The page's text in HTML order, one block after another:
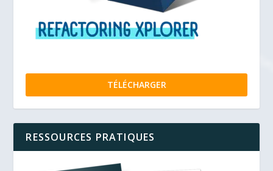
TÉLÉCHARGER
RESSOURCES PRATIQUES